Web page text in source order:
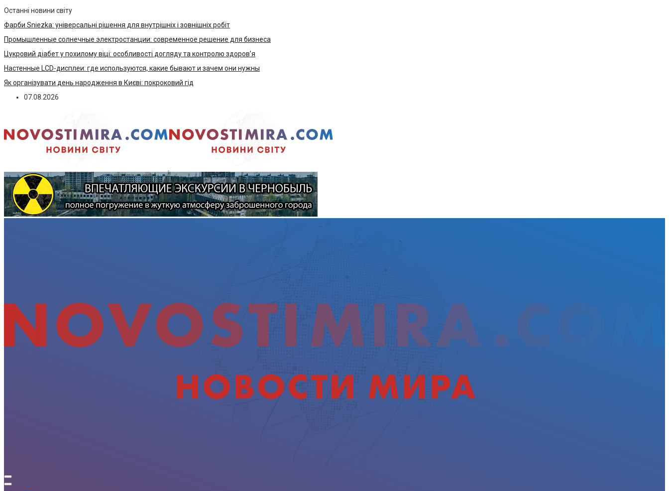
Останні новини світу
Фарби Sniezka: універсальні рішення для внутрішніх і зовнішніх робіт
Промышленные солнечные электростанции: современное решение для бизнеса
Цукровий діабет у похилому віці: особливості догляду та контролю здоров’я
Настенные LCD-дисплеи: где используются, какие бывают и зачем они нужны
Як організувати день народження в Києві: покроковий гід
07.08.2026